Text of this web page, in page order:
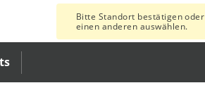
Bitte Standort bestätigen oder
einen anderen auswählen.